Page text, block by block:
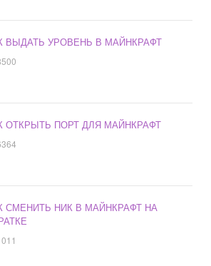
ВЫДАТЬ УРОВЕНЬ В МАЙНКРАФТ
ОТКРЫТЬ ПОРТ ДЛЯ МАЙНКРАФТ
СМЕНИТЬ НИК В МАЙНКРАФТ НА